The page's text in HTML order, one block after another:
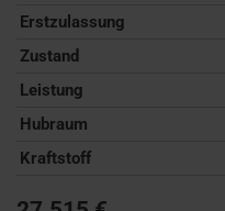
Erstzulassung
Zustand
Leistung
Hubraum
Kraftstoff